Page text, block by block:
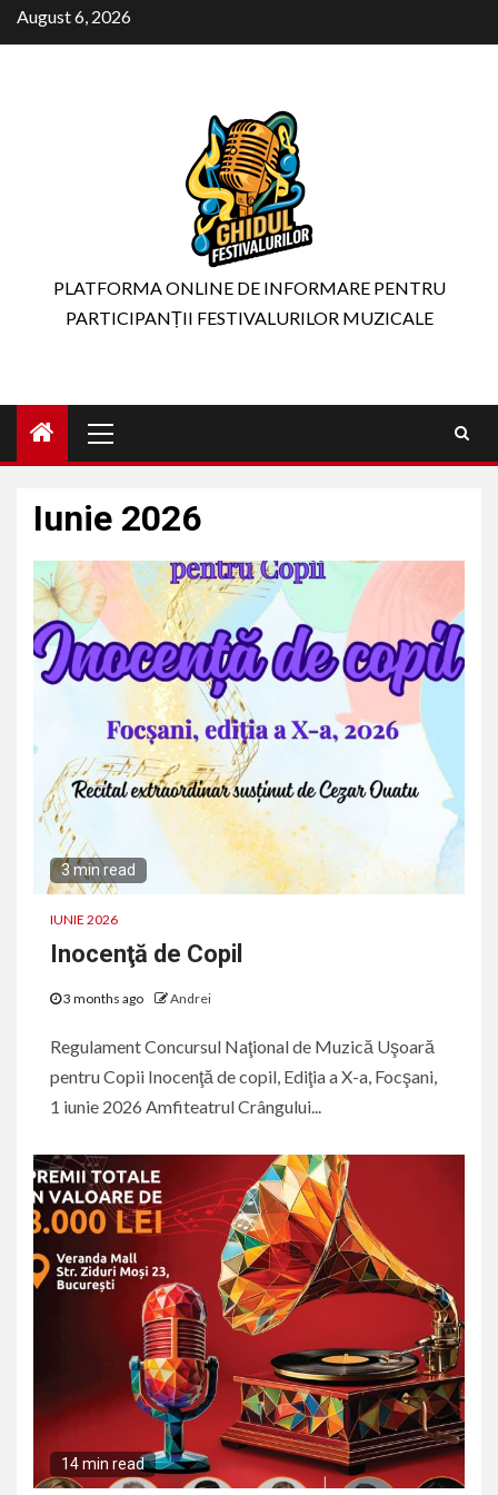
Skip
to
August 6, 2026
PLATFORMA ONLINE DE INFORMARE PENTRU
PARTICIPANȚII FESTIVALURILOR MUZICALE
Menu
Iunie 2026
3 min read
IUNIE 2026
Inocenţă de Copil
3 months ago Andrei
Regulament Concursul Naţional de Muzică Uşoară
pentru Copii Inocenţă de copil, Ediţia a X-a, Focşani,
1 iunie 2026 Amfiteatrul Crângului...
14 min read